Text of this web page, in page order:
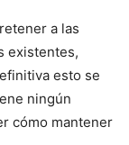
a las
existentes,
esto se
ningún
cómo mantener